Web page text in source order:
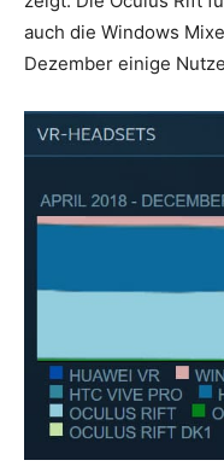
auch die Windows
Dezember einige